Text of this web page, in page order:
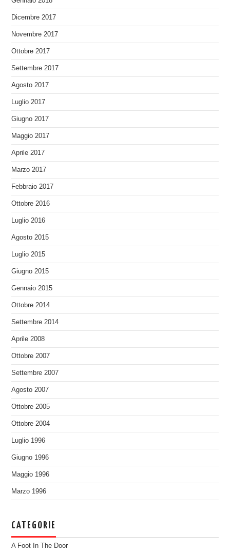
Dicembre 2017
Novembre 2017
Ottobre 2017
Settembre 2017
Agosto 2017
Luglio 2017
Giugno 2017
Maggio 2017
Aprile 2017
Marzo 2017
Febbraio 2017
Ottobre 2016
Luglio 2016
Agosto 2015
Luglio 2015
Giugno 2015
Gennaio 2015
Ottobre 2014
Settembre 2014
Aprile 2008
Ottobre 2007
Settembre 2007
Agosto 2007
Ottobre 2005
Ottobre 2004
Luglio 1996
Giugno 1996
Maggio 1996
Marzo 1996
CATEGORIE
A Foot In The Door